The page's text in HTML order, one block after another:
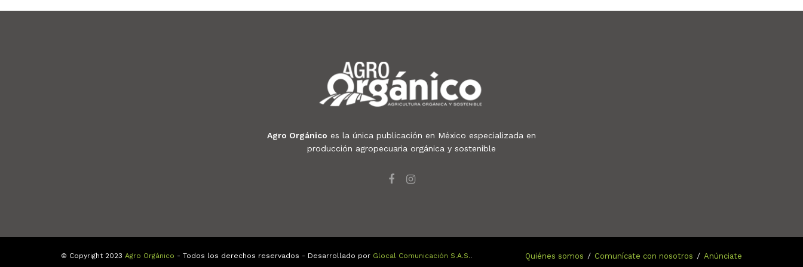
Agro Orgánico es la única publicación en México especializada en
producción agropecuaria orgánica y sostenible
Quiénes somos Comunícate con nosotros Anúnciate
© Copyright 2023 Agro Orgánico - Todos los derechos reservados - Desarrollado por Glocal Comunicación S.A.S..